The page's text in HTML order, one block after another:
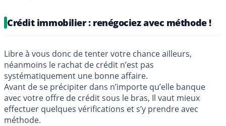
Crédit immobilier : renégociez avec méthode !
Libre à vous donc de tenter votre chance ailleurs,
néanmoins le rachat de crédit n’est pas
systématiquement une bonne affaire.
Avant de se précipiter dans n’importe qu’elle banque
avec votre offre de crédit sous le bras, Il vaut mieux
effectuer quelques vérifications et s’y prendre avec
méthode.